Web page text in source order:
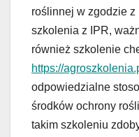
roślinnej w zgodzie z
szkolenia z IPR,
również szkolenie
https://
odpowiedzialne
środków ochrony
takim szkoleniu